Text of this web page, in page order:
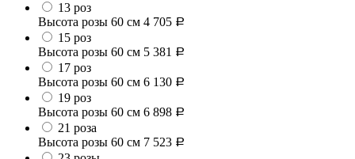
13 роз
Высота розы 60 см 4 705 Р
15 роз
Высота розы 60 см 5 381 Р
17 роз
Высота розы 60 см 6 130 Р
19 роз
Высота розы 60 см 6 898 Р
21 роза
Высота розы 60 см 7 523 Р